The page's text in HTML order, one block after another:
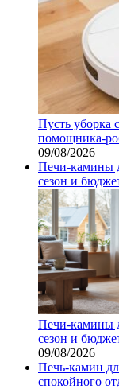
Пусть уборка
09/08/2026
Печи-камины
сезон и
Печи-камины
сезон и
09/08/2026
Печь-камин
спокойного